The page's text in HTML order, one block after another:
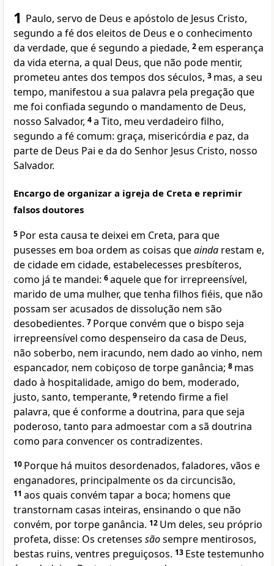
1 Paulo, servo de Deus e apóstolo de Jesus Cristo,
segundo a fé dos eleitos de Deus e o conhecimento
da verdade, que é segundo a piedade, 2em esperança
da vida eterna, a qual Deus, que não pode mentir,
prometeu antes dos tempos dos séculos, 3 mas, a seu
tempo, manifestou a sua palavra pela pregação que
me foi confiada segundo o mandamento de Deus,
nosso Salvador, 4a Tito, meu verdadeiro filho,
segundo a fé comum: graça, misericórdia e paz, da
parte de Deus Pai e da do Senhor Jesus Cristo, nosso
Salvador.
Encargo de organizar a igreja de Creta e reprimir
falsos doutores
5 Por esta causa te deixei em Creta, para que
pusesses em boa ordem as coisas queainda restam e,
de cidade em cidade, estabelecesses presbíteros,
como já te mandei: 6aquele que for irrepreensível,
marido de uma mulher, que tenha filhos fiéis, que não
possam ser acusados de dissolução nem são
desobedientes. 7 Porque convém que o bispo seja
irrepreensível como despenseiro da casa de Deus,
não soberbo, nem iracundo, nem dado ao vinho, nem
espancador, nem cobiçoso de torpe ganância; 8 mas
dado à hospitalidade, amigo do bem, moderado,
justo, santo, temperante, 9 retendo firme a fiel
palavra, que é conforme a doutrina, para que seja
poderoso, tanto para admoestar com a sã doutrina
como para convencer os contradizentes.
10 Porque há muitos desordenados, faladores, vãos e
enganadores, principalmente os da circuncisão,
11 aos quais convém tapar a boca; homens que
transtornam casas inteiras, ensinando o que não
convém, por torpe ganância. 12 Um deles, seu próprio
profeta, disse: Os cretenses sãosempre mentirosos,
bestas ruins, ventres preguiçosos. 13 Este testemunho